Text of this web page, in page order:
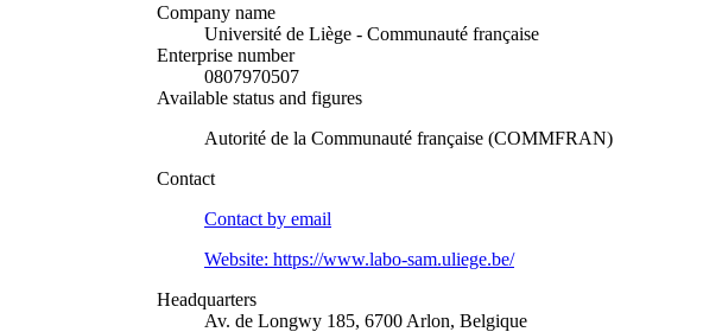
Company name
Université de Liège - Communauté française
Enterprise number
0807970507
Available status and figures
Autorité de la Communauté française (COMMFRAN)
Contact
Contact by email
Website: https://www.labo-sam.uliege.be/
Headquarters
Av. de Longwy 185, 6700 Arlon, Belgique